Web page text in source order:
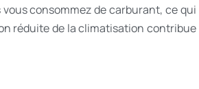
consommez de carburant, ce qui
réduite de la climatisation contribue